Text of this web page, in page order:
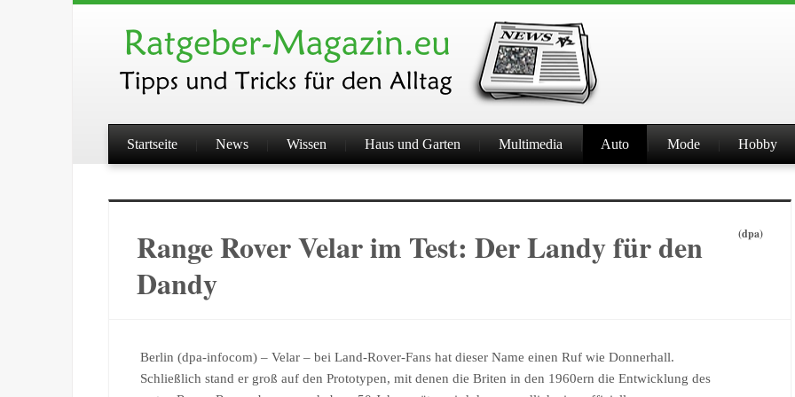
Startseite News Wissen Haus und Garten Multimedia Auto Mode Hobby
Range Rover Velar im Test: Der Landy für den
Dandy
(dpa)
Berlin (dpa-infocom) – Velar – bei Land-Rover-Fans hat dieser Name einen Ruf wie Donnerhall.
Schließlich stand er groß auf den Prototypen, mit denen die Briten in den 1960ern die Entwicklung des